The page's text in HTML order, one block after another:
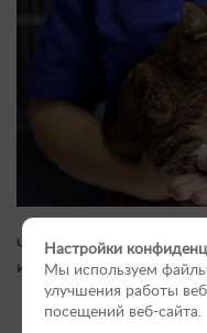
Чек-ап позволяет
изменения, свойственные:
коронарной и
присущими им
Настройки
Мы используем
улучшения работы
посещений веб-сайта.